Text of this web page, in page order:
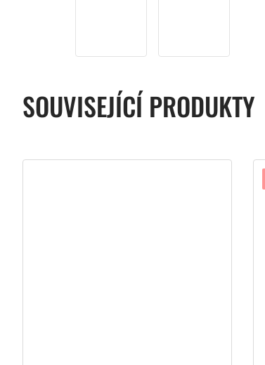
SOUVISEJÍCÍ PRODUKTY